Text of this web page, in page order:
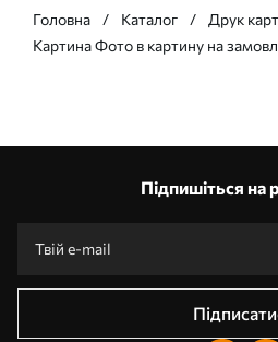
Головна Каталог
Друк
Картина Фото в картину на
Підпишіться на